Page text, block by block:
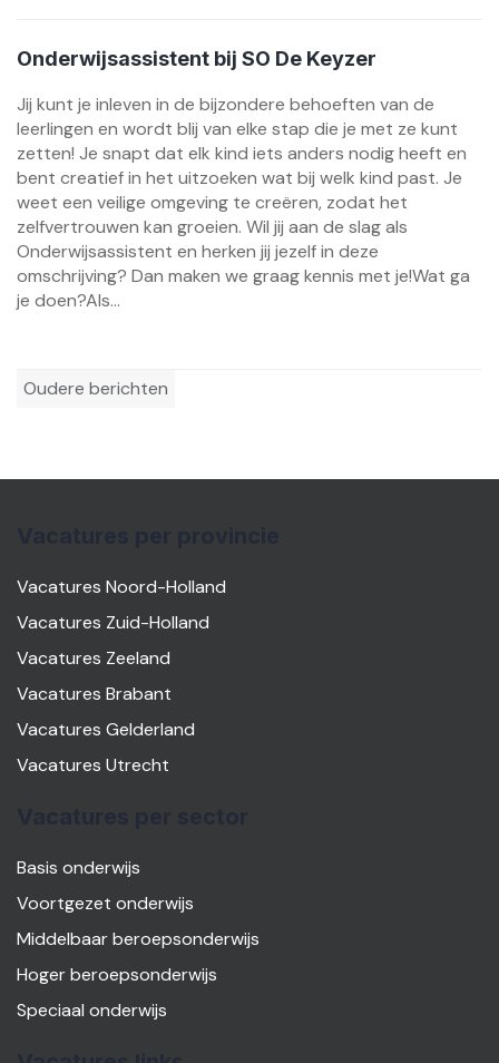
Onderwijsassistent bij SO De Keyzer
Jij kunt je inleven in de bijzondere behoeften van de
leerlingen en wordt blij van elke stap die je met ze kunt
zetten! Je snapt dat elk kind iets anders nodig heeft en
bent creatief in het uitzoeken wat bij welk kind past. Je
weet een veilige omgeving te creëren, zodat het
zelfvertrouwen kan groeien. Wil jij aan de slag als
Onderwijsassistent en herken jij jezelf in deze
omschrijving? Dan maken we graag kennis met je!Wat ga
je doen?Als...
Berichtennavigatie
Oudere berichten
Vacatures Noord-Holland
Vacatures Zuid-Holland
Vacatures Zeeland
Vacatures Brabant
Vacatures Gelderland
Vacatures Utrecht
Basis onderwijs
Voortgezet onderwijs
Middelbaar beroepsonderwijs
Hoger beroepsonderwijs
Speciaal onderwijs